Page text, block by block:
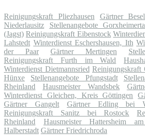
Reinigungskraft Pliezhausen Gärtner
Niederlausitz
Stellenangebote
(Jagst) Reinigungskraft Eibenstock
Lahstedt Winterdienst Eschershausen, Ith
der Paar
Gärtner Mertingen
Reinigungskraft Furth im Wald
Winterdienst Dietmannsried Reinigungskraft
Hünxe
Stellenangebote Pfungstadt
Rheinland
Hausmeister Wandsbek
Winterdienst Gleichen, Kreis Göttingen
Gärtner Gangelt
Gärtner Edling bei
Reinigungskraft Sanitz bei Rostock
Rheinland
Hausmeister Hattersheim
Halberstadt Gärtner Friedrichroda